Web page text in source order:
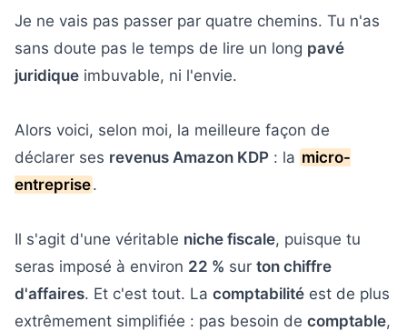
Je ne vais pas passer par quatre chemins. Tu n'as
sans doute pas le temps de lire un long pavé
juridique imbuvable, ni l'envie.
Alors voici, selon moi, la meilleure façon de
déclarer ses revenus Amazon KDP : la micro-
entreprise.
Il s'agit d'une véritable niche fiscale, puisque tu
seras imposé à environ 22 % sur ton chiffre
d'affaires. Et c'est tout. La comptabilité est de plus
extrêmement simplifiée : pas besoin de comptable,